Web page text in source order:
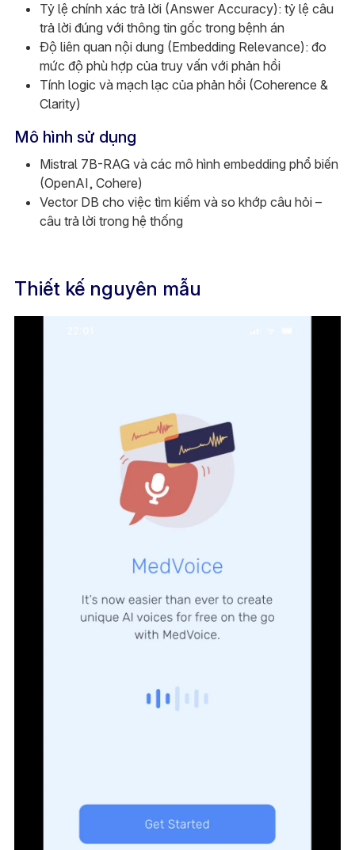
Tỷ lệ chính xác trả lời (Answer Accuracy): tỷ lệ câu
trả lời đúng với thông tin gốc trong bệnh án
Độ liên quan nội dung (Embedding Relevance): đo
mức độ phù hợp của truy vấn với phản hồi
Tính logic và mạch lạc của phản hồi (Coherence &
Clarity)
Mô hình sử dụng
Mistral 7B-RAG và các mô hình embedding phổ biến
(OpenAI, Cohere)
Vector DB cho việc tìm kiếm và so khớp câu hỏi –
câu trả lời trong hệ thống
Thiết kế nguyên mẫu